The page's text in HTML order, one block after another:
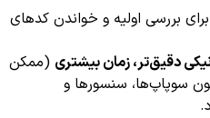
برای بررسی اولیه و خواندن کدهای
دقیق‌تر، زمان بیشتری (ممکن
سوپاپ‌ها، سنسورها و